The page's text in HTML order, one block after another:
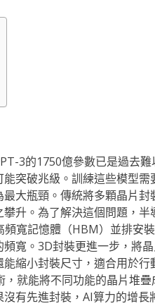
3的1750億參數已是過去
突破兆級。訓練這些模型
大瓶頸。傳統將多顆晶片
升。為了解決這個問題，
寬記憶體（HBM）並排安
寬。3D封裝更進一步，將
縮小封裝尺寸，適合用於
，就能將不同功能的晶片堆
有先進封裝，AI算力的增